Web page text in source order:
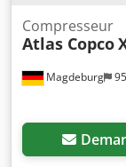
Magdeburg
Compresseur
Atlas Copco